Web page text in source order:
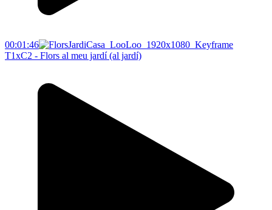
00:01:46
T1xC2 - Flors al meu jardí (al jardí)